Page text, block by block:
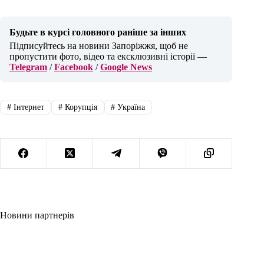
Будьте в курсі головного раніше за інших
Підписуйтесь на новини Запоріжжя, щоб не
пропустити фото, відео та ексклюзивні історії —
Telegram /Facebook /Google News
#Інтернет #Корупція # Україна
Новини партнерів